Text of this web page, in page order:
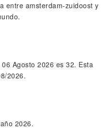
entre amsterdam-zuidoost y
Agosto 2026 es 32. Esta
2026.
2026.